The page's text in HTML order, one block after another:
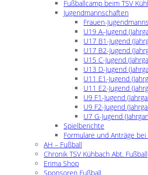
Fußballcamp beim TSV
Jugendmannschaften
Frauen-
U19 A–Jugend
U17 B1-Jugend
U17 B2-Jugend
U15 C-Jugend
U13 D-Jugend
U11 E1-Jugend
U11 E2-Jugend
U9 F1-Jugend
U9 F2-Jugend
U7 G-Jugend
Spielberichte
Formulare und Anträge bei
AH – Fußball
Chronik TSV Kühbach Abt. Fußball
Erima Shop
Sponsoren Fußball